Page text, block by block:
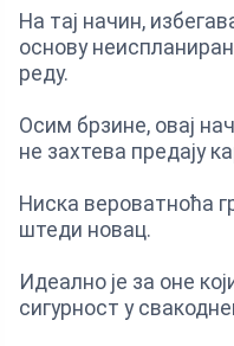
На тај начин,
основу
реду.
Осим брзине, овај
не захтева предају
Нискa вероватноћа
штеди новац.
Идеално је за оне
сигурност у